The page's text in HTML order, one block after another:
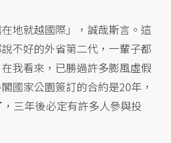
地就越國際」，誠哉斯言。這
不好的外省第二代，一輩子都
我看來，已勝過許多膨風虛假
國家公園簽訂的合約是20年，
三年後必定有許多人參與投